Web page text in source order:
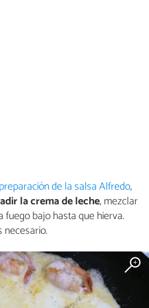
preparación de la salsa Alfredo,
la crema de leche, mezclar
fuego bajo hasta que hierva.
necesario.